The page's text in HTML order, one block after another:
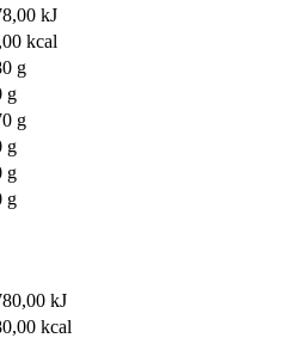
kJ
kcal
g
g
g
g
g
g
kJ
kcal